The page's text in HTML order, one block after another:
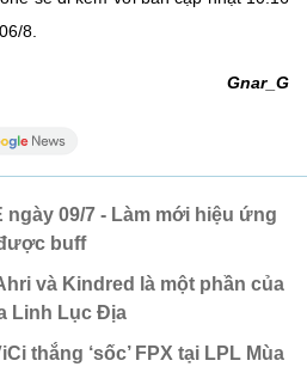
8.
Gnar_G
ngày 09/7 - Làm mới hiệu ứng
buff
và Kindred là một phần của
Linh Lục Địa
thắng ‘sốc’ FPX tại LPL Mùa